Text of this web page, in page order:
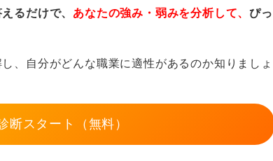
に参加することで効率よく就職活動を前進させら
るだけで、 あなたの強み・弱みを分析して、 ぴっ
、自分がどんな職業に適性があるのか知りましょ
断スタート（無料）